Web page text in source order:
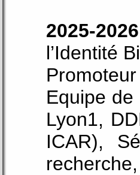
2025-
l’Identité
Equipe de
Lyon1,
ICAR),